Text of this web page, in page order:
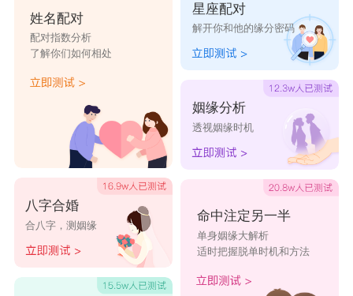
如粪土视理想如身家性命。射手男就如同长征途中
停不下脚步的战士，目光如炬，坚守着胜利在望的
摩羯男
双子女脾气变化快，好在不记仇，有时快言快
语的就像小孩子，这又唤起了摩羯男心里剩下的那
一点童真。既文且武，多才多艺，很得摩羯男的欢
心。
水瓶男
水瓶男理性得让人心寒，大男子主义无人能
比，这样的他们需要一个秘书型的伴侣，为他们打
姓名配对
配对指数分析
了解你们如何相处
八字合婚
合八字，测姻缘
星座配对
解开你和他的缘分密码
姻缘分析
透视姻缘时机
命中注定另一半
单身姻缘大解析
适时把握脱单时机和方法